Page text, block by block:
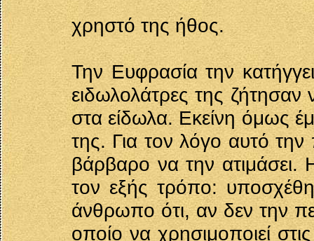
χρηστό της ήθος.
Την Ευφρασία την
ειδωλολάτρες της ζήτησαν
στα είδωλα. Εκείνη όμως
της. Για τον λόγο αυτό
βάρβαρο να την
τον εξής τρόπο:
άνθρωπο ότι, αν δεν την
οποίο να χρησιμοποιεί